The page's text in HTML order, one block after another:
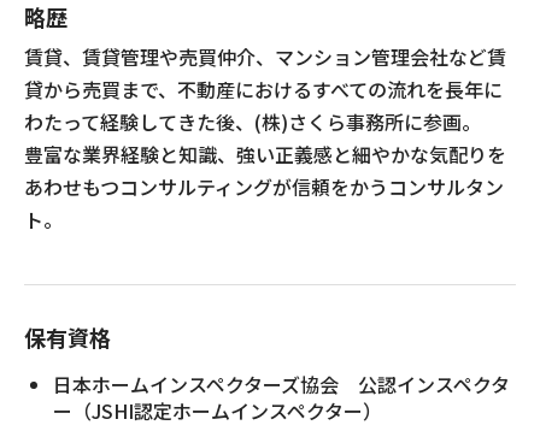
略歴
賃貸、賃貸管理や売買仲介、マンション管理会社など賃
貸から売買まで、不動産におけるすべての流れを長年に
わたって経験してきた後、(株)さくら事務所に参画。
豊富な業界経験と知識、強い正義感と細やかな気配りを
あわせもつコンサルティングが信頼をかうコンサルタン
ト。
保有資格
日本ホームインスペクターズ協会 公認インスペクタ
ー（JSHI認定ホームインスペクター）